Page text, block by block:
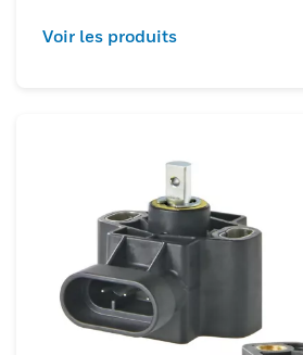
Voir les produits